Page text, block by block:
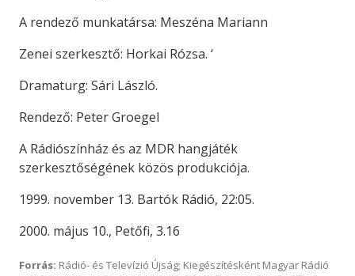
A rendező munkatársa: Meszéna Mariann
Zenei szerkesztő: Horkai Rózsa. ‘
Dramaturg: Sári László.
Rendező: Peter Groegel
A Rádiószínház és az MDR hangjáték
szerkesztőségének közös produkciója.
1999. november 13. Bartók Rádió, 22:05.
2000. május 10., Petőfi, 3.16
Forrás: Rádió- és Televízió Újság; Kiegészítésként Magyar Rádió